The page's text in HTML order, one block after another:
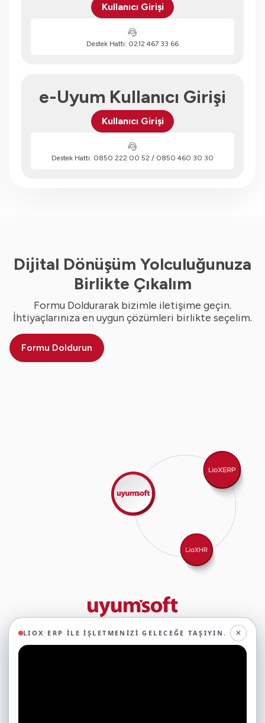
LIOX ERP ILE İŞLETMENIZI GELECEĞE TAŞIYIN. ✕
Kullanıcı Girişi
Destek Hattı: 0212 467 33 66
e-Uyum Kullanıcı Girişi
Kullanıcı Girişi
Destek Hattı: 0850 222 00 52 / 0850 460 30 30
Dijital Dönüşüm Yolculuğunuza
Birlikte Çıkalım
Formu Doldurarak bizimle iletişime geçin.
İhtiyaçlarınıza en uygun çözümleri birlikte seçelim.
Formu Doldurun
29 yıllık deneyimimizle birlikte, 350'den fazla iş ortağıyla iş birliği
yaparak, 45'ten fazla sektörde faaliyet gösteriyor ve
oluşturduğumuz ekosistemin gücüyle geleceğe sağlam adımlarla